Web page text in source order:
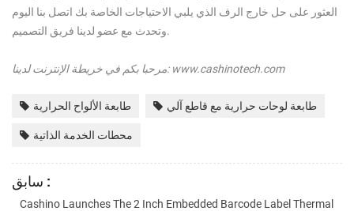
العثور على حل خارج الرف الذي يلبي الاحتياجات الخاصة بك اتصل بنا اليوم
وتحدث مع عضو لدينا فريق التصميم .
مرحبا بكم في خريطة الإنترنت لدينا: www.cashinotech.com
طابعة الألواح الحرارية طابعة لوحات حرارية مع قاطع آلي
محطات الخدمة الذاتية
سابق :
Cashino Launches The 2 Inch Embedded Barcode Label Thermal